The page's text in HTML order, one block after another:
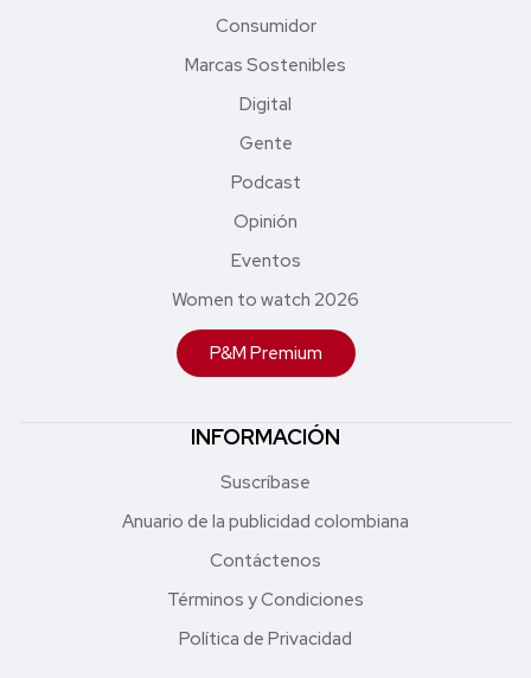
Consumidor
Marcas Sostenibles
Digital
Gente
Podcast
Opinión
Eventos
Women to watch 2026
P&M Premium
INFORMACIÓN
Suscríbase
Anuario de la publicidad colombiana
Contáctenos
Términos y Condiciones
Política de Privacidad